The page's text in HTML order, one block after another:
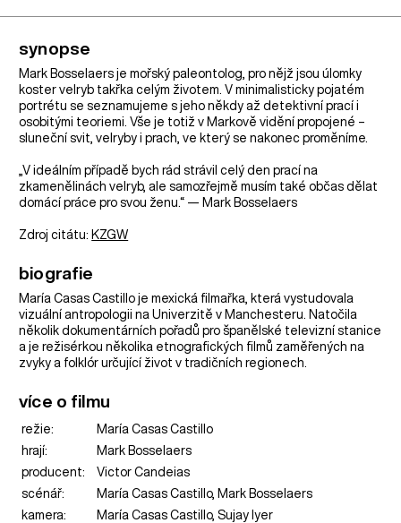
synopse
Mark Bosselaers je mořský paleontolog, pro nějž jsou úlomky
koster velryb takřka celým životem. V minimalisticky pojatém
portrétu se seznamujeme s jeho někdy až detektivní prací i
osobitými teoriemi. Vše je totiž v Markově vidění propojené –
sluneční svit, velryby i prach, ve který se nakonec proměníme.
„V ideálním případě bych rád strávil celý den prací na
zkamenělinách velryb, ale samozřejmě musím také občas dělat
domácí práce pro svou ženu.“ — Mark Bosselaers
Zdroj citátu: KZGW
biografie
María Casas Castillo je mexická filmařka, která vystudovala
vizuální antropologii na Univerzitě v Manchesteru. Natočila
několik dokumentárních pořadů pro španělské televizní stanice
a je režisérkou několika etnografických filmů zaměřených na
zvyky a folklór určující život v tradičních regionech.
více o filmu
režie:
María Casas Castillo
hrají:
Mark Bosselaers
producent:
Victor Candeias
scénář:
María Casas Castillo, Mark Bosselaers
kamera:
María Casas Castillo, Sujay Iyer